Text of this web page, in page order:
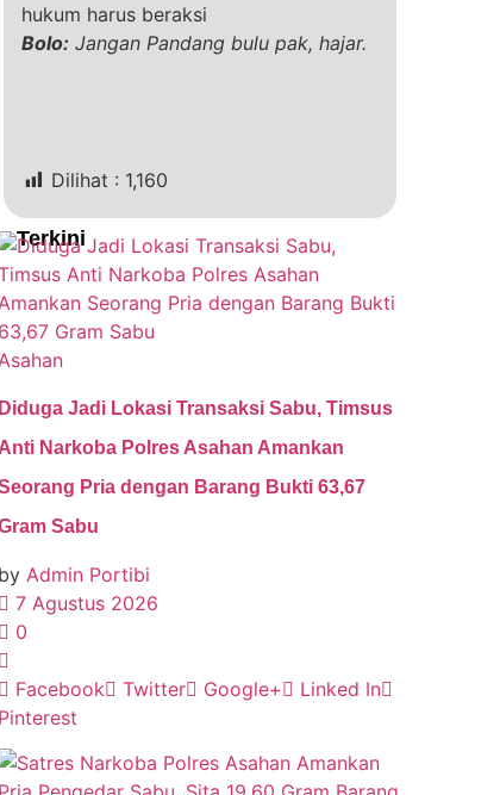
hukum harus beraksi
Bolo: Jangan Pandang bulu pak, hajar.
Dilihat : 1,160
Terkini
Asahan
Diduga Jadi Lokasi Transaksi Sabu, Timsus
Anti Narkoba Polres Asahan Amankan
Pria dengan Barang Bukti 63,67
Sabu
by Admin Portibi
7 Agustus 2026
0
Facebook Twitter Google+
Linked In
Pinterest